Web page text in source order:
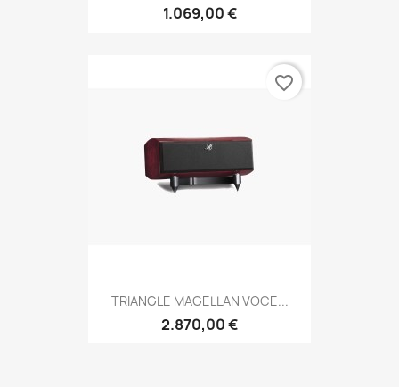
1.069,00 €
TRIANGLE MAGELLAN VOCE...
2.870,00 €
favorite_border